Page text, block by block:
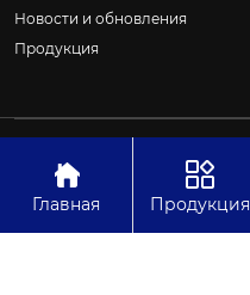
Новости и обновления
Продукция

Главная

Продукция